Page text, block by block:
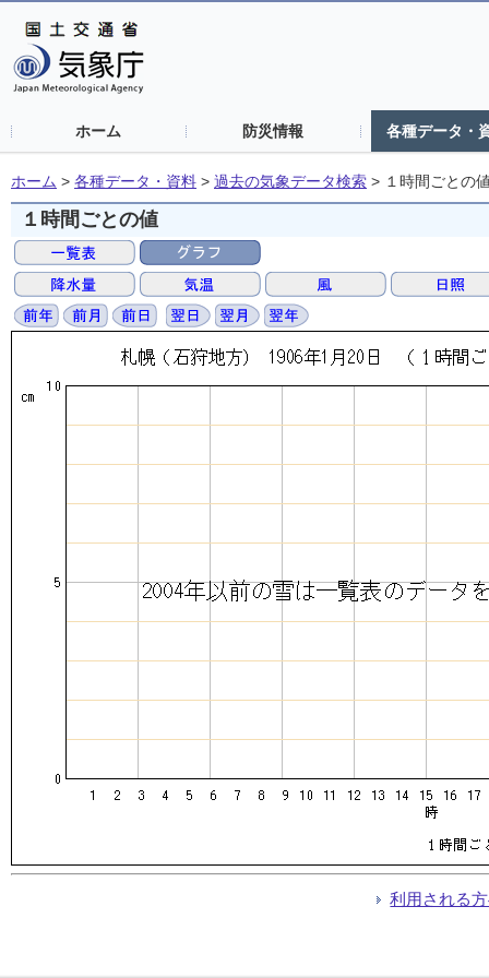
ホーム 防災情報 各種データ・
ホーム > 各種データ・資料 > 過去の気象データ検索 > １時間ごとの
１時間ごとの値
利用される